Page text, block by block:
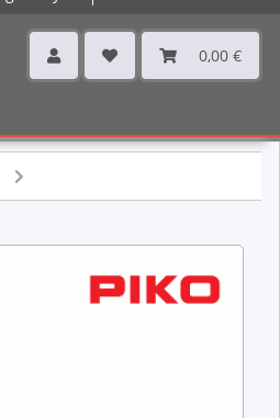
0,00 €